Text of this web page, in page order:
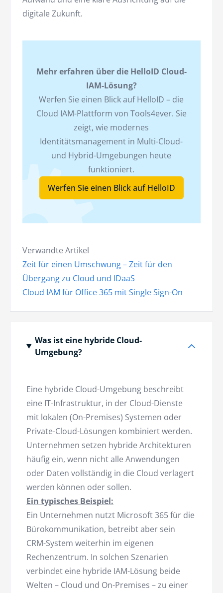
digitale Zukunft.
Mehr erfahren über die HelloID Cloud-
IAM-Lösung?
Werfen Sie einen Blick auf HelloID – die
Cloud IAM-Plattform von Tools4ever. Sie
zeigt, wie modernes
Identitätsmanagement in Multi-Cloud-
und Hybrid-Umgebungen heute
funktioniert.
Werfen Sie einen Blick auf HelloID
Verwandte Artikel
Zeit für einen Umschwung – Zeit für den
Übergang zu Cloud und IDaaS
Cloud IAM für Office 365 mit Single Sign-On
Was ist eine hybride Cloud-
Umgebung?
Eine hybride Cloud-Umgebung beschreibt
eine IT-Infrastruktur, in der Cloud-Dienste
mit lokalen (On-Premises) Systemen oder
Private-Cloud-Lösungen kombiniert werden.
Unternehmen setzen hybride Architekturen
häufig ein, wenn nicht alle Anwendungen
oder Daten vollständig in die Cloud verlagert
werden können oder sollen.
Ein typisches Beispiel:
Ein Unternehmen nutzt Microsoft 365 für die
Bürokommunikation, betreibt aber sein
CRM-System weiterhin im eigenen
Rechenzentrum. In solchen Szenarien
verbindet eine hybride IAM-Lösung beide
Welten – Cloud und On-Premises – zu einer